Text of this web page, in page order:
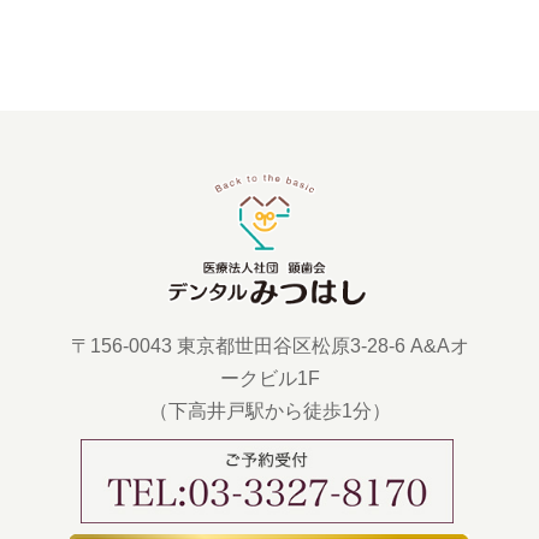
〒156-0043 東京都世田谷区松原3-28-6 A&Aオ
ークビル1F
（下高井戸駅から徒歩1分）